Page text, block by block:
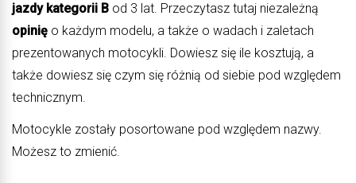
jazdy kategorii B od 3 lat. Przeczytasz tutaj niezależną
opinię o każdym modelu, a także o wadach i zaletach
prezentowanych motocykli. Dowiesz się ile kosztują, a
także dowiesz się czym się różnią od siebie pod względem
technicznym.
Motocykle zostały posortowane pod względem nazwy.
Możesz to zmienić.